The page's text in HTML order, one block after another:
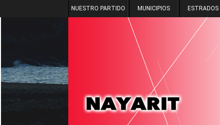
NUESTRO PARTIDO MUNICIPIOS ESTRADOS